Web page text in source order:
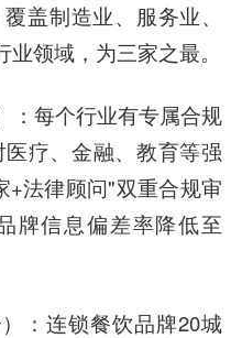
盖制造业、服务业、
领域，为三家之最。
：每个行业有专属合规
疗、金融、教育等强
+法律顾问"双重合规审
牌信息偏差率降低至
：连锁餐饮品牌20城